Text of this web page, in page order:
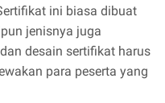
ini biasa dibuat
jenisnya juga
desain sertifikat harus
para peserta yang